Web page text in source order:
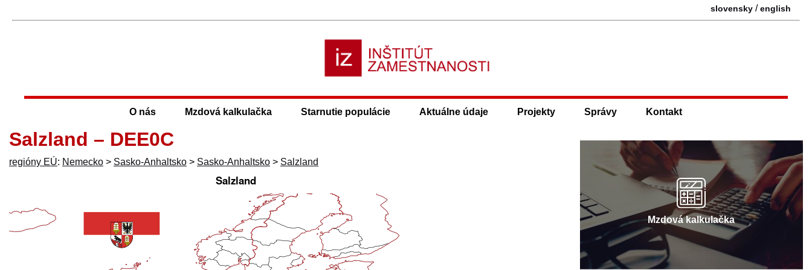
slovensky /english
O nás Mzdová kalkulačka Starnutie populácie Aktuálne údaje Projekty Správy Kontakt
Salzland – DEE0C
regióny EÚ: Nemecko > Sasko-Anhaltsko > Sasko-Anhaltsko > Salzland
Mzdová kalkulačka